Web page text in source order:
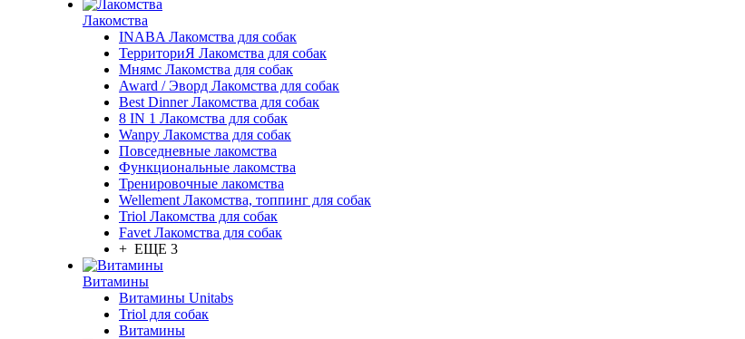
Лакомства
INABA Лакомства для собак
ТерриториЯ Лакомства для собак
Мнямс Лакомства для собак
Award / Эворд Лакомства для собак
Best Dinner Лакомства для собак
8 IN 1 Лакомства для собак
Wanpy Лакомства для собак
Повседневные лакомства
Функциональные лакомства
Тренировочные лакомства
Wellement Лакомства, топпинг для собак
Triol Лакомства для собак
Favet Лакомства для собак
+ ЕЩЕ 3
Витамины
Витамины Unitabs
Triol для собак
Витамины